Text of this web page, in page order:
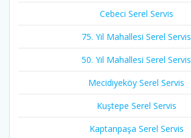
Cebeci Serel Servis
75. Yıl Mahallesi Serel Servis
50. Yıl Mahallesi Serel Servis
Mecidiyeköy Serel Servis
Kuştepe Serel Servis
Kaptanpaşa Serel Servis